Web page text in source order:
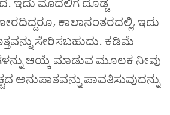
, ಕಾಲಾನಂತರದಲ್ಲಿ, ಇದು
ಸೇರಿಸಬಹುದು. ಕಡಿಮೆ
ಆಯ್ಕೆ ಮಾಡುವ ಮೂಲಕ ನೀವು
ಅನುಪಾತವನ್ನು ಪಾವತಿಸುವುದನ್ನು